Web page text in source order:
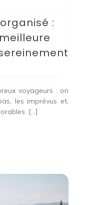
:
voyageurs : on
les imprévus et,
[…]